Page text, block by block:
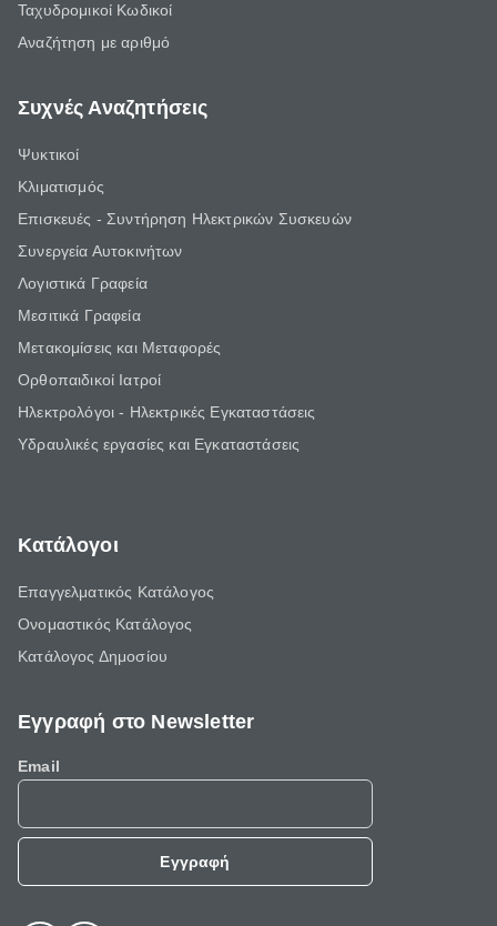
Ταχυδρομικοί Κωδικοί
Αναζήτηση με αριθμό
Συχνές Αναζητήσεις
Ψυκτικοί
Κλιματισμός
Επισκευές - Συντήρηση Ηλεκτρικών Συσκευών
Συνεργεία Αυτοκινήτων
Λογιστικά Γραφεία
Μεσιτικά Γραφεία
Μετακομίσεις και Μεταφορές
Ορθοπαιδικοί Ιατροί
Ηλεκτρολόγοι - Ηλεκτρικές Εγκαταστάσεις
Υδραυλικές εργασίες και Εγκαταστάσεις
Κατάλογοι
Επαγγελματικός Κατάλογος
Ονομαστικός Κατάλογος
Κατάλογος Δημοσίου
Εγγραφή στο Newsletter
Email
Εγγραφή